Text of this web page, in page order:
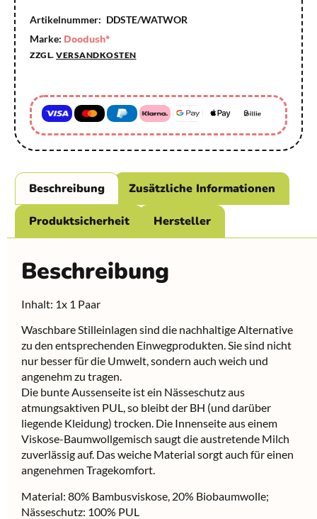
Artikelnummer: DDSTE/WATWOR
Marke: Doodush*
ZZGL. VERSANDKOSTEN
Beschreibung Zusätzliche Informationen
Produktsicherheit Hersteller
Beschreibung
Inhalt: 1x 1 Paar
Waschbare Stilleinlagen sind die nachhaltige Alternative
zu den entsprechenden Einwegprodukten. Sie sind nicht
nur besser für die Umwelt, sondern auch weich und
angenehm zu tragen.
Die bunte Aussenseite ist ein Nässeschutz aus
atmungsaktiven PUL, so bleibt der BH (und darüber
liegende Kleidung) trocken. Die Innenseite aus einem
Viskose-Baumwollgemisch saugt die austretende Milch
zuverlässig auf. Das weiche Material sorgt auch für einen
angenehmen Tragekomfort.
Material: 80% Bambusviskose, 20% Biobaumwolle;
Nässeschutz: 100% PUL